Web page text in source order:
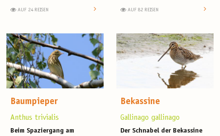
AUF 24 REISEN AUF 82 REISEN
Baumpieper
Anthus trivialis
Beim Spaziergang am
Bekassine
Gallinago gallinago
Der Schnabel der Bekassine